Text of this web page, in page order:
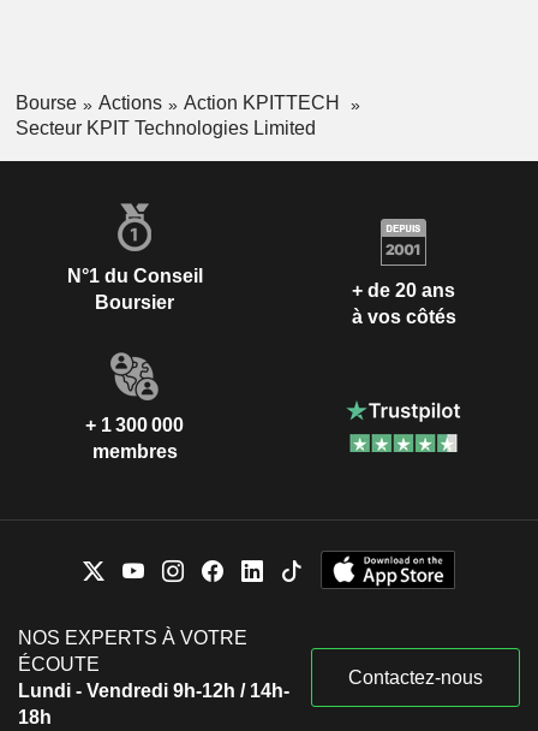
Bourse Actions
Action KPITTECH
Secteur KPIT Technologies Limited
N°1 du Conseil
Boursier
+ de 20 ans
à vos côtés
+ 1 300 000
membres
NOS EXPERTS À VOTRE
ÉCOUTE
Lundi - Vendredi 9h-12h / 14h-
18h
Contactez-nous